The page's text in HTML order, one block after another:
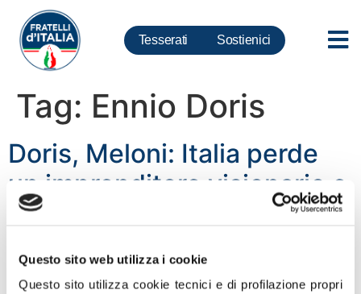
Questo sito web utilizza i cookie
Questo sito utilizza cookie tecnici e di profilazione propri
Tesserati Sostienici
Tag: Ennio Doris
Doris, Meloni: Italia perde
un imprenditore visionario e
innovatore. Alla famiglia il
“Cordoglio per la scomparsa di Ennio Doris, fondatore